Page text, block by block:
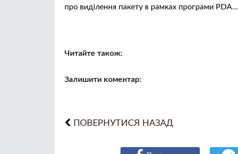
про виділення пакету в рамках програми PDA…
Читайте також:
Залишити коментар:
ПОВЕРНУТИСЯ НАЗАД